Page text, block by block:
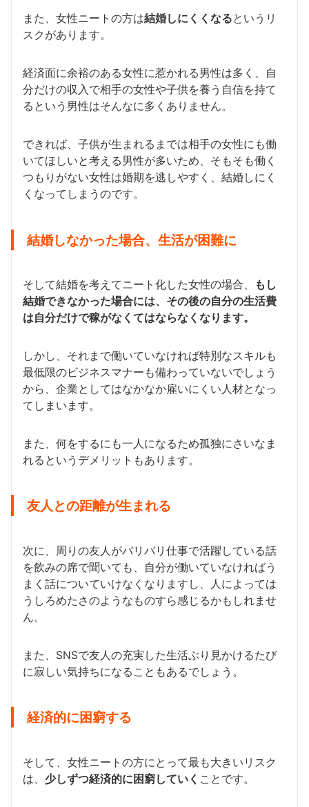
また、女性ニートの方は結婚しにくくなるというリ
スクがあります。
経済面に余裕のある女性に惹かれる男性は多く、自
分だけの収入で相手の女性や子供を養う自信を持て
るという男性はそんなに多くありません。
できれば、子供が生まれるまでは相手の女性にも働
いてほしいと考える男性が多いため、そもそも働く
つもりがない女性は婚期を逃しやすく、結婚しにく
くなってしまうのです。
結婚しなかった場合、生活が困難に
そして結婚を考えてニート化した女性の場合、
もし
結婚できなかった場合には、その後の自分の生活費
は自分だけで稼がなくてはならなくなります。
しかし、それまで働いていなければ特別なスキルも
最低限のビジネスマナーも備わっていないでしょう
から、企業としてはなかなか雇いにくい人材となっ
てしまいます。
また、何をするにも一人になるため孤独にさいなま
れるというデメリットもあります。
友人との距離が生まれる
次に、周りの友人がバリバリ仕事で活躍している話
を飲みの席で聞いても、自分が働いていなければう
まく話についていけなくなりますし、人によっては
うしろめたさのようなものすら感じるかもしれませ
ん。
また、SNSで友人の充実した生活ぶり見かけるたび
に寂しい気持ちになることもあるでしょう。
経済的に困窮する
そして、女性ニートの方にとって最も大きいリスク
は、 少しずつ経済的に困窮していく ことです。